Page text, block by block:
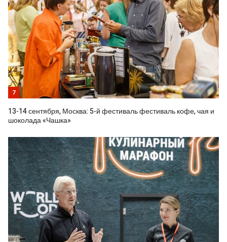
7
13-14 сентября, Москва: 5-й фестиваль фестиваль кофе, чая и
шоколада «Чашка»